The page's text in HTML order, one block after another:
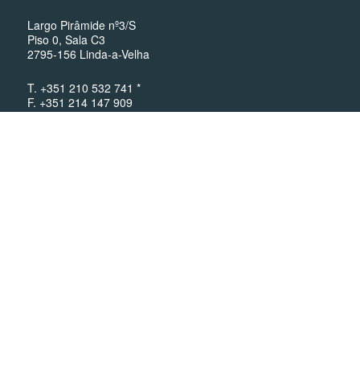
Largo Pirâmide nº3/S
Piso 0, Sala C3
2795-156 Linda-a-Velha
T. +351 210 532 741 *
F. +351 214 147 909
info@paralab.pt